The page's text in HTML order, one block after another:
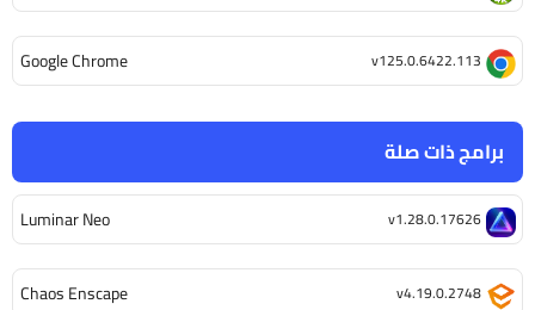
برامج ذات صلة
Luminar Neo v1.28.0.17626
Chaos Enscape v4.19.0.2748
Google Chrome v125.0.6422.113